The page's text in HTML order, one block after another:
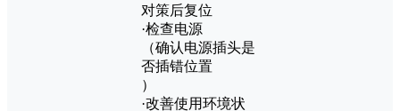
对策后复位
·检查电源
（确认电源插头是
否插错位置
）
·改善使用环境状